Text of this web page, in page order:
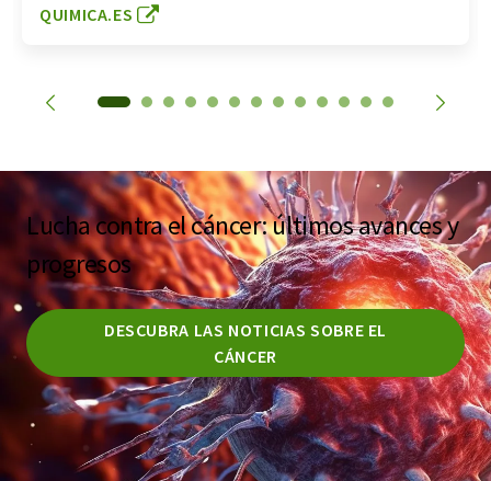
QUIMICA.ES
Lucha contra el cáncer: últimos avances y
progresos
DESCUBRA LAS NOTICIAS SOBRE EL
CÁNCER